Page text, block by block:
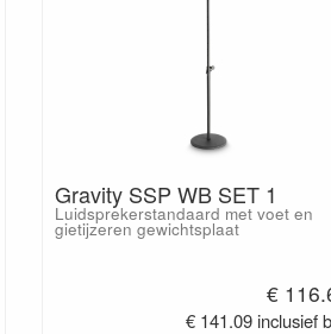
Gravity SSP WB SET 1
Luidsprekerstandaard met voet en
gietijzeren gewichtsplaat
€
€ 141.09 inclusief